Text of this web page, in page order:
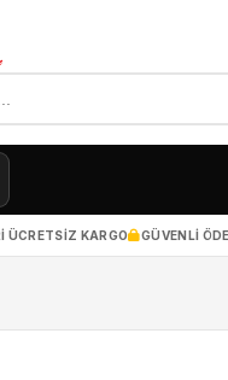
ÜCRETSIZ KARGO GÜVENLI